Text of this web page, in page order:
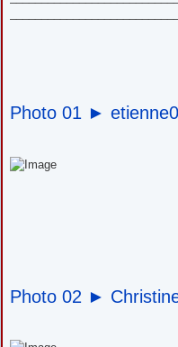
Photo 01 ►
Photo 02 ►